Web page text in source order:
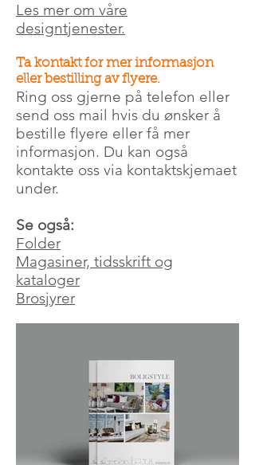
Les mer om våre
designtjenester.
Ta kontakt for mer informasjon
eller bestilling av flyere.
Ring oss gjerne på telefon eller
send oss mail hvis du ønsker å
bestille flyere eller få mer
informasjon. Du kan også
kontakte oss via kontaktskjemaet
under.
Se også:
Folder
Magasiner, tidsskrift og
kataloger
Brosjyrer